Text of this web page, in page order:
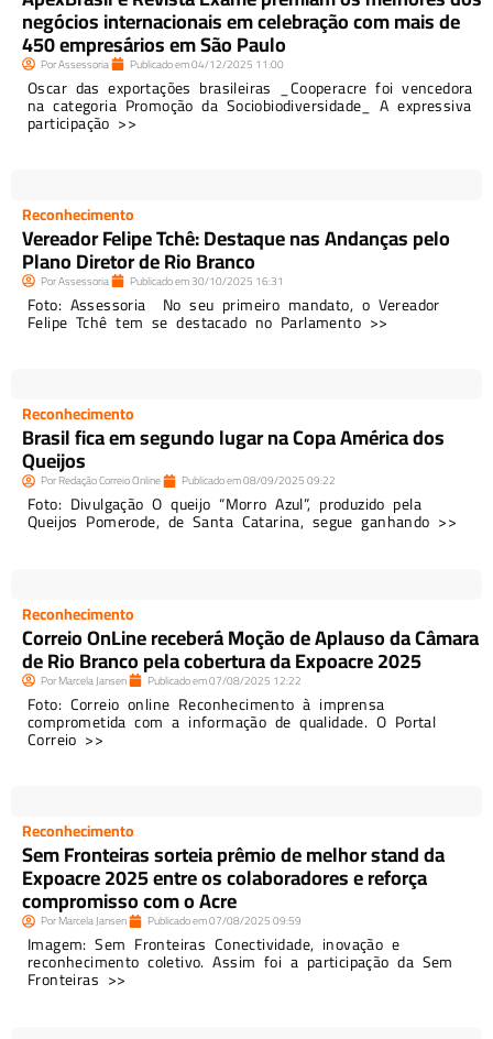
negócios internacionais em celebração com mais de
450 empresários em São Paulo
PorAssessoria Publicado em04/12/2025 11:00
Oscar das exportações brasileiras _Cooperacre foi vencedora
na categoria Promoção da Sociobiodiversidade_ A expressiva
participação >>
Reconhecimento
Vereador Felipe Tchê: Destaque nas Andanças pelo
Plano Diretor de Rio Branco
PorAssessoria Publicado em30/10/2025 16:31
Foto: Assessoria No seu primeiro mandato, o Vereador
Felipe Tchê tem se destacado no Parlamento >>
Reconhecimento
Brasil fica em segundo lugar na Copa América dos
Queijos
PorRedação Correio Online Publicado em08/09/202509:22
Foto: Divulgação O queijo “Morro Azul”, produzido pela
Queijos Pomerode, de Santa Catarina, segue ganhando >>
Reconhecimento
Correio OnLine receberá Moção de Aplauso da Câmara
de Rio Branco pela cobertura da Expoacre 2025
PorMarcela Jansen Publicado em07/08/2025 12:22
Foto: Correio online Reconhecimento à imprensa
comprometida com a informação de qualidade. O Portal
Correio >>
Reconhecimento
Sem Fronteiras sorteia prêmio de melhor stand da
Expoacre 2025 entre os colaboradores e reforça
compromisso com o Acre
PorMarcela Jansen Publicado em07/08/202509:59
Imagem: Sem Fronteiras Conectividade, inovação e
reconhecimento coletivo. Assim foi a participação da Sem
Fronteiras >>